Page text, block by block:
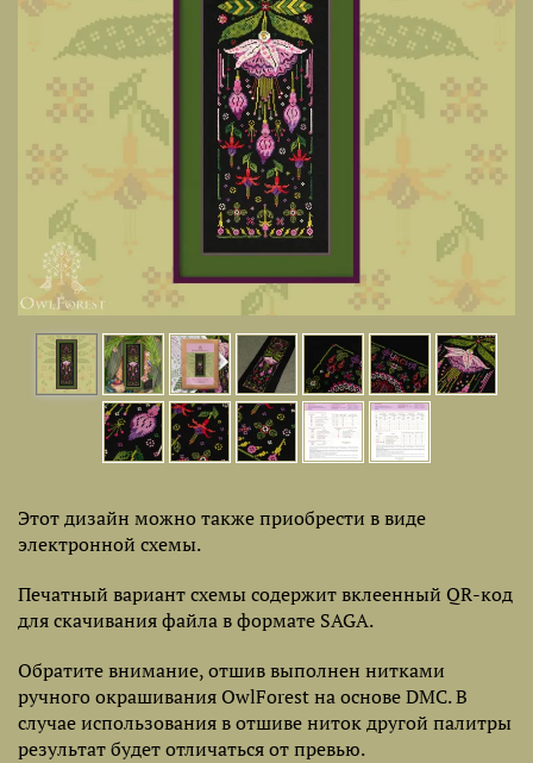
Этот дизайн можно также приобрести в виде
электронной схемы.
Печатный вариант схемы содержит вклеенный QR-код
для скачивания файла в формате SAGA.
Обратите внимание, отшив выполнен нитками
ручного окрашивания OwlForest на основе DMC. В
случае использования в отшиве ниток другой палитры
результат будет отличаться от превью.